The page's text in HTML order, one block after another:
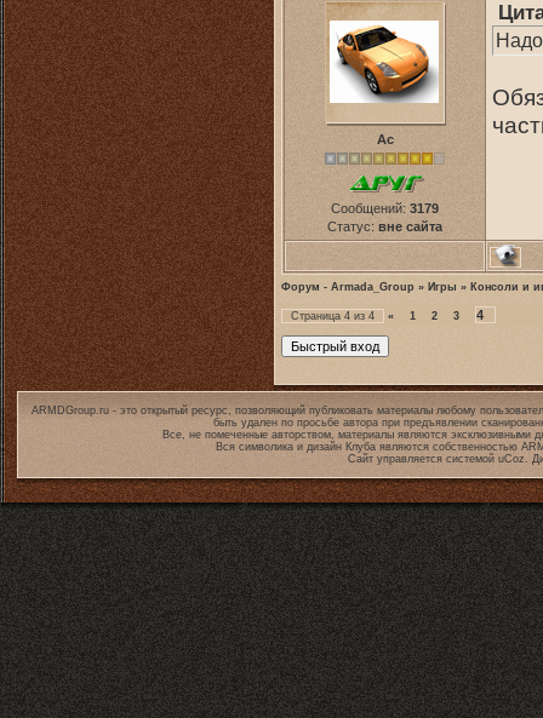
Ас
Сообщений: 3179
Статус: вне сайта
Форум - Armada_Group » Игры » Консоли и
Страница 4 из 4 « 1 2 3 4
ARMDGroup.ru - это открытый ресурс, позволяющий публиковать материалы любому
быть удален по просьбе автора при предъявлении
Все, не помеченные авторством, материалы являются эксклюзивными
Вся символика и дизайн Клуба являются собственностью
Сайт управляется системой uCoz.